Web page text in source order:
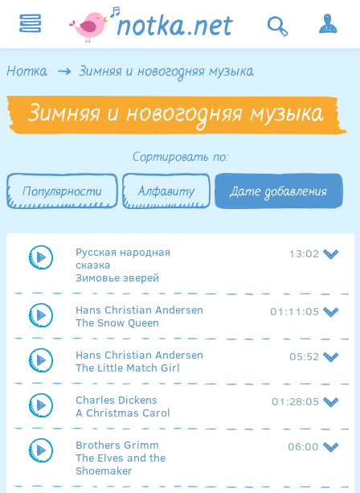
Нотка Зимняя и новогодняя музыка
Зимняя и новогодняя музыка
Сортировать по:
Популярности Алфавиту Дате добавления
Русская народная
сказка
Зимовье зверей
13:02
Hans Christian Andersen
The Snow Queen
01:11:05
Hans Christian Andersen
The Little Match Girl
05:52
Charles Dickens
A Christmas Carol
01:28:05
Brothers Grimm
The Elves and the
Shoemaker
06:00